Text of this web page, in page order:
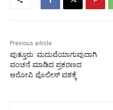
Previous article
ಪುತ್ತೂರು: ಮದುವೆಯಾಗುವುದಾಗಿ
ವಂಚನೆ ಮಾಡಿದ ಪ್ರಕರಣದ
ಆರೋಪಿ ಪೊಲೀಸ್‌ ವಶಕ್ಕೆ